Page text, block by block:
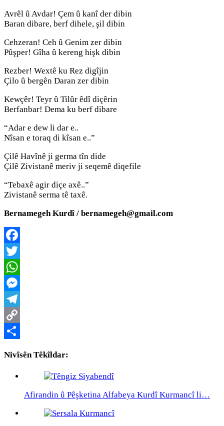
Avrêl û Avdar! Çem û kanî der dibin
Baran dibare, berf dihele, şil dibin
Cehzeran! Ceh û Genim zer dibin
Pûşper! Gîha û kereng hişk dibin
Rezber! Wextê ku Rez digîjin
Çilo û bergên Daran zer dibin
Kewçêr! Teyr û Tilûr êdî diçêrin
Berfanbar! Dema ku berf dibare
“Adar e dew li dar e..
Nîsan e toraq di kîsan e..”
Çilê Havînê ji germa tîn dide
Çilê Zivistanê meriv ji seqemê diqefile
“Tebaxê agir diçe axê..”
Zivistanê serma tê taxê.
Bernamegeh Kurdî / bernamegeh@gmail.com
Facebook
Twitter
WhatsApp
Messenger
Telegram
Copy
Nivîsên Têkîldar:
Afirandin û Pêşketina Alfabeya Kurdî Kurmancî li…